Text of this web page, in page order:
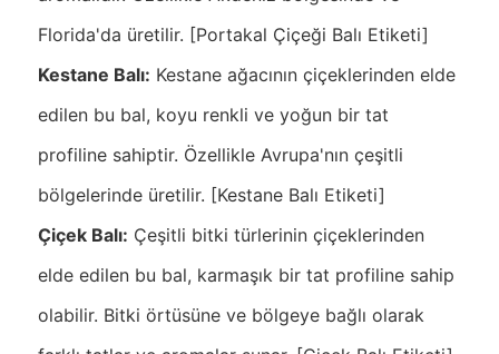
Florida'da üretilir. [Portakal Çiçeği Balı Etiketi]
Kestane Balı: Kestane ağacının çiçeklerinden elde
edilen bu bal, koyu renkli ve yoğun bir tat
profiline sahiptir. Özellikle Avrupa'nın çeşitli
bölgelerinde üretilir. [Kestane Balı Etiketi]
Çiçek Balı: Çeşitli bitki türlerinin çiçeklerinden
elde edilen bu bal, karmaşık bir tat profiline sahip
olabilir. Bitki örtüsüne ve bölgeye bağlı olarak